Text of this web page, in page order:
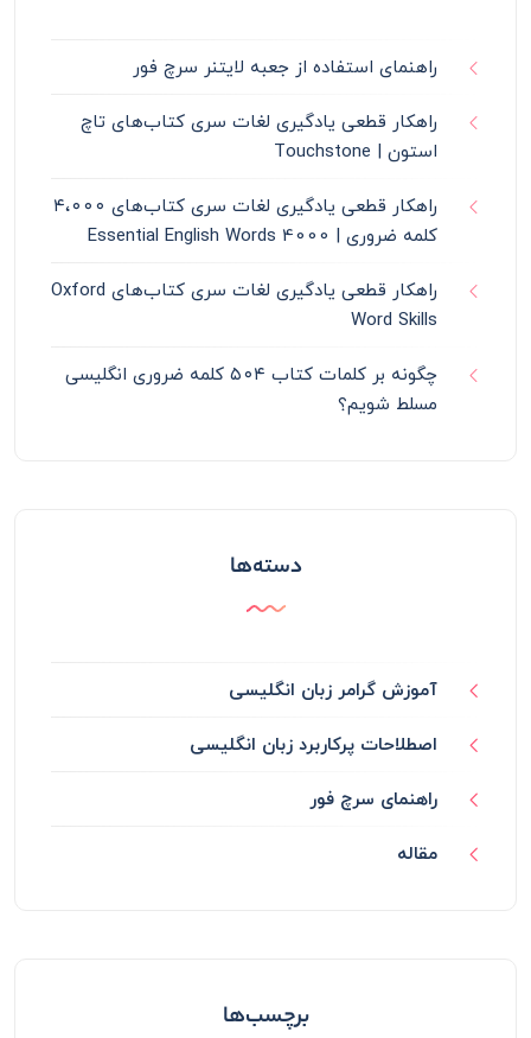
راهنمای استفاده از جعبه لایتنر سرچ فور
راهکار قطعی یادگیری لغات سری کتاب‌های تاچ
استون | Touchstone
راهکار قطعی یادگیری لغات سری کتاب‌های ۴،۰۰۰
کلمه ضروری | 4000 Essential English Words
راهکار قطعی یادگیری لغات سری کتاب‌های Oxford
Word Skills
چگونه بر کلمات کتاب ۵۰۴ کلمه ضروری انگلیسی
مسلط شویم؟
دسته‌ها
آموزش گرامر زبان انگلیسی
اصطلاحات پرکاربرد زبان انگلیسی
راهنمای سرچ فور
مقاله
برچسب‌ها